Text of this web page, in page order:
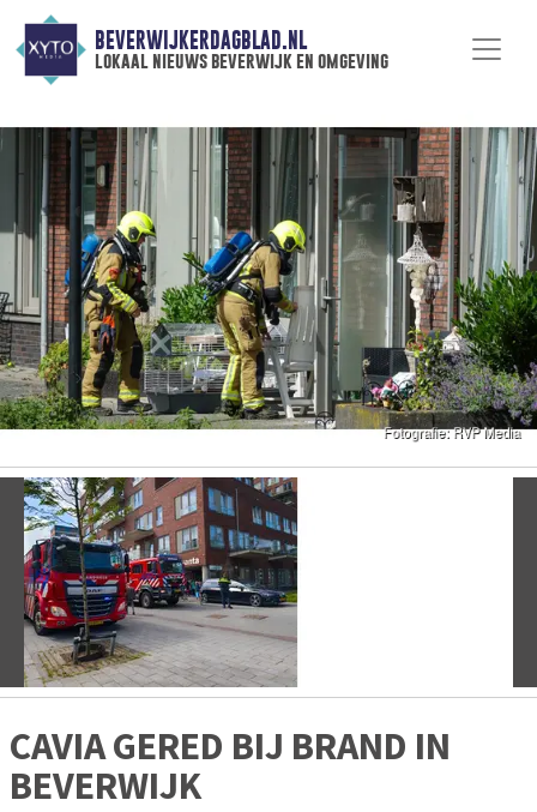
BEVERWIJKERDAGBLAD.NL
lokaal nieuws beverwijk en omgeving
Vorige
CAVIA GERED BIJ BRAND IN
BEVERWIJK